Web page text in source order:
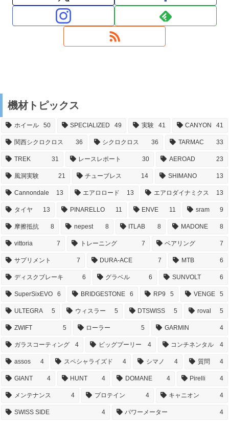
機材トピックス
ホイール 50 SPECIALIZED 49 実験 41 CANYON 41
関西シクロクロス 36 シクロクロス 36 TARMAC 33
TREK 31 レースレポート 30 AEROAD 23
風洞実験 21 チューブレス 14 SHIMANO 13
Cannondale 13 エアロロード 13 エアロダイナミクス 13
タイヤ 13 PINARELLO 11 ENVE 11 sram 9
摩擦抵抗 8 nepest 8 ITLAB 8 MADONE 8
vittoria 7 トレーニング 7 ベアリング 7
サプリメント 7 DURA-ACE 7 MTB 6
ディスクブレーキ 6 グラベル 6 SUNVOLT 6
SuperSixEVO 6 BRIDGESTONE 6 RP9 5 VENGE 5
ULTEGRA 5 ウィスラー 5 DTSWISS 5 roval 5
ZWIFT 5 ローラー 5 GARMIN 4
ガラスコーティング 4 ビッグプーリー 4 コンチネンタル 4
assos 4 スペシャライズド 4 シマノ 4 質問 4
GIANT 4 HUNT 4 DOMANE 4 Pirelli 4
メンテナンス 4 プロテイン 4 キャニオン 4
SWISS SIDE 4 パワーメーター 4